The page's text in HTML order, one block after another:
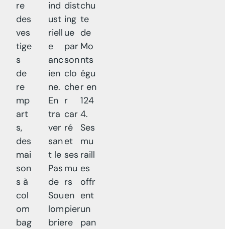
re
des
ves
tige
s
de
re
mp
art
s,
des
mai
son
s à
col
om
bag
ind
ust
riell
e
anc
ien
ne.
En
tra
ver
san
t le
Pas
de
Sou
lom
brie
dist
ing
ue
par
son
clo
che
r
car
ré
et
ses
mu
rs
en
pier
re
chu
te
de
Mo
nts
égu
r en
124
4.
Ses
mu
raill
es
offr
ent
un
pan